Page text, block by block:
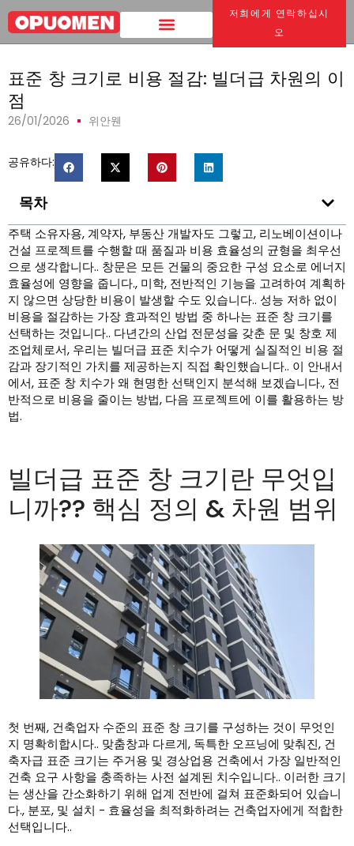
저희에게 연락하십시
오
집 > 표준 창 크기로 비용 절감: 빌더급 차원의 이점
표준 창 크기로 비용 절감: 빌더급 차원의 이
점
26/01/2026 위안웬
공유하다:
목차
주택 소유자용, 계약자, 부동산 개발자도 그렇고, 리노베이션이나
건설 프로젝트를 수행할 때 품질과 비용 효율성의 균형을 최우선
으로 생각합니다.. 창문은 모든 건물의 중요한 구성 요소로 에너지
효율성에 영향을 줍니다., 미학, 전반적인 기능을 고려하여 계획하
지 않으면 상당한 비용이 발생할 수도 있습니다.. 성능 저하 없이
비용을 절감하는 가장 효과적인 방법 중 하나는 표준 창 크기를
선택하는 것입니다.. 다년간의 산업 전문성을 갖춘 문 및 창호 제
조업체로서, 우리는 빌더급 표준 치수가 어떻게 실질적인 비용 절
감과 장기적인 가치를 제공하는지 직접 확인했습니다.. 이 안내서
에서, 표준 창 치수가 왜 현명한 선택인지 분석해 보겠습니다., 전
반적으로 비용을 줄이는 방법, 다음 프로젝트에 이를 활용하는 방
법.
빌더급 표준 창 크기란 무엇입
니까?? 핵심 정의 & 차원 범위
첫 번째, 건축업자 수준의 표준 창 크기를 구성하는 것이 무엇인
지 명확히합시다.. 맞춤창과 다르게, 독특한 오프닝에 맞춰진, 건
축자급 표준 크기는 주거용 및 경상업용 건축에서 가장 일반적인
건축 요구 사항을 충족하는 사전 설계된 치수입니다.. 이러한 크기
는 생산을 간소화하기 위해 업계 전반에 걸쳐 표준화되어 있습니
다., 분포, 및 설치 - 효율성을 최적화하려는 건축업자에게 적합한
선택입니다..